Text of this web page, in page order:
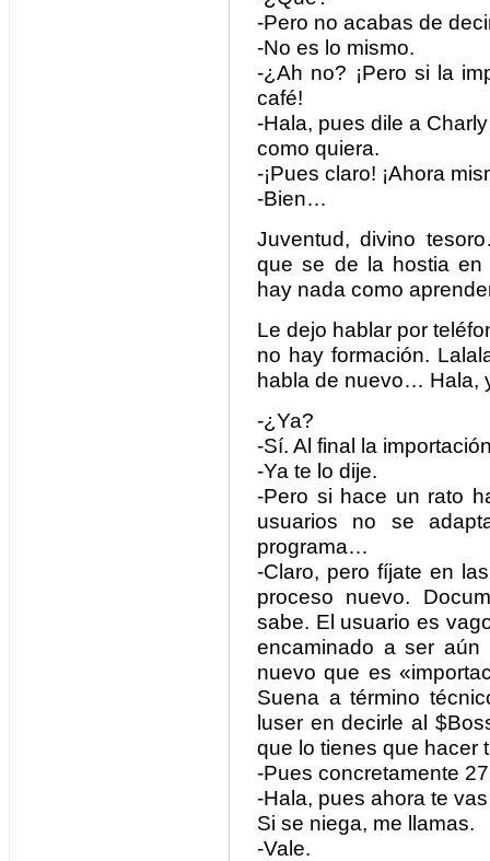
-Pero no acabas de
-No es lo mismo.
-¿Ah no? ¡Pero si la
café!
-Hala, pues dile a
como quiera.
-¡Pues claro! ¡Ahora
-Bien…
Juventud, divino
que se de la hostia en
hay nada como
Le dejo hablar por
no hay formación.
habla de nuevo… Hala,
-¿Ya?
-Sí. Al final la
-Ya te lo dije.
-Pero si hace un rato
usuarios no se
programa…
-Claro, pero fíjate en
proceso nuevo.
sabe. El usuario es
encaminado a ser
nuevo que es
Suena a término
luser en decirle al
que lo tienes que hacer
-Pues concretamente
-Hala, pues ahora te
Si se niega, me llamas.
-Vale.